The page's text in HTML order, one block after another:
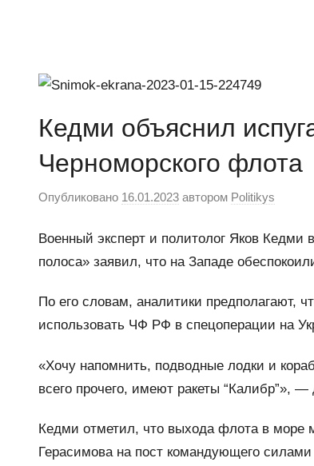
сайт
WordPress
Кедми объяснил
Черноморского флота
Опубликовано 16.01.2023 автором Politikys
Военный эксперт и политолог Яков Кедми
полоса» заявил, что на Западе
По его словам, аналитики предполагают,
использовать ЧФ РФ в спецоперации на
«Хочу напомнить, подводные лодки и
всего прочего, имеют ракеты “Калибр”», —
Кедми отметил, что выхода флота в море
Герасимова на пост командующего